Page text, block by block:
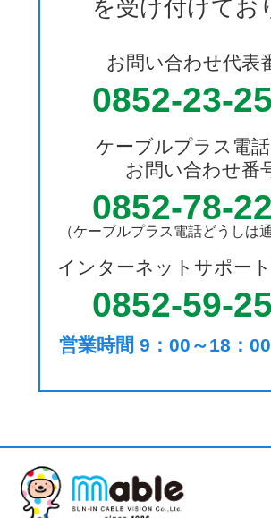
を受け付けてお
お問い合わせ代表
0852-23-
ケーブルプラス電
お問い合わせ番
0852-78-
（ケーブルプラス電話どうしは
インターネットサポー
0852-59-
営業時間 9：00～18：00